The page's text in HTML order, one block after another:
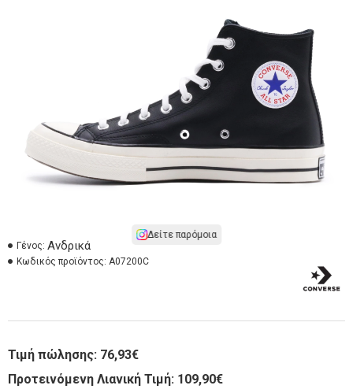
Δείτε παρόμοια
Γένος: Ανδρικά
Κωδικός προϊόντος: A07200C
Τιμή πώλησης: 76,93€
Προτεινόμενη Λιανική Τιμή: 109,90€